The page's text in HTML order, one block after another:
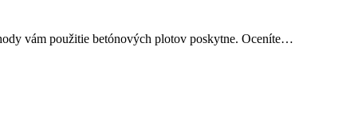
vám použitie betónových plotov poskytne. Oceníte…